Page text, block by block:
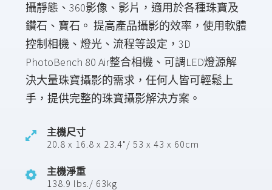
攝靜態、360影像、影片，適用於各種珠寶及
鑽石、寶石。 提高產品攝影的效率，使用軟體
控制相機、燈光、流程等設定，3D
PhotoBench 80 Air整合相機、可調LED燈源解
決大量珠寶攝影的需求，任何人皆可輕鬆上
手，提供完整的珠寶攝影解決方案。
主機尺寸
20.8 x 16.8 x 23.4"/ 53 x 43 x 60cm
主機淨重
138.9 lbs./ 63kg